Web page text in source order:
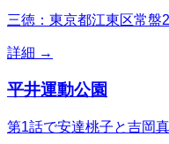
三徳：東京都江東区常盤
詳細 →
平井運動公園
第1話で安達桃子と吉岡